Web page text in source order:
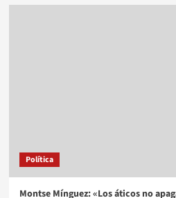
Política
Montse Mínguez: «Los áticos no